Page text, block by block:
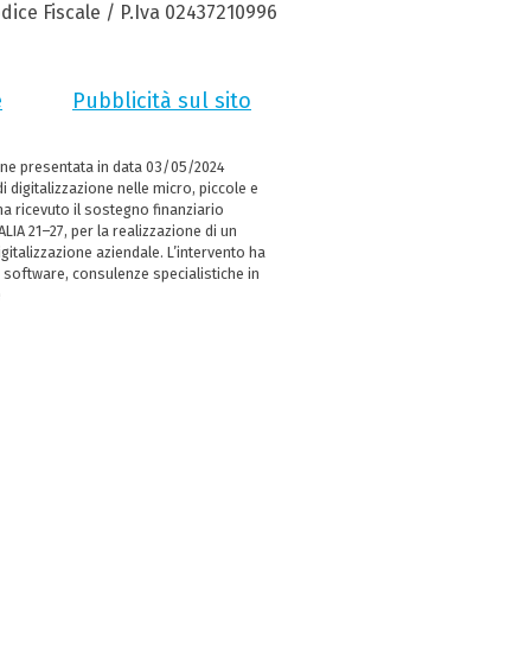
Fiscale / P.Iva 02437210996
Pubblicità sul sito
presentata in data 03/05/2024
digitalizzazione nelle micro, piccole e
ricevuto il sostegno finanziario
21–27, per la realizzazione di un
aziendale. L’intervento ha
consulenze specialistiche in